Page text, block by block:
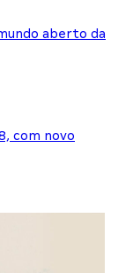
aberto da
com novo